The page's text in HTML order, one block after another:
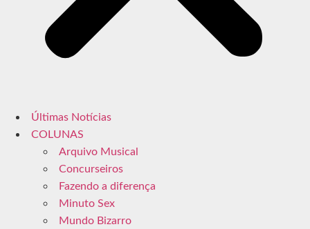
Últimas Notícias
COLUNAS
Arquivo Musical
Concurseiros
Fazendo a diferença
Minuto Sex
Mundo Bizarro